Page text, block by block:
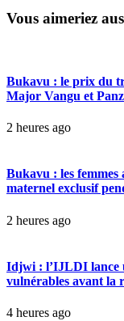
Vous aimeriez
Bukavu : le prix du
Major Vangu et
2 heures ago
Bukavu : les femmes
maternel exclusif
2 heures ago
Idjwi : l’IJLDI lance
vulnérables avant la
4 heures ago